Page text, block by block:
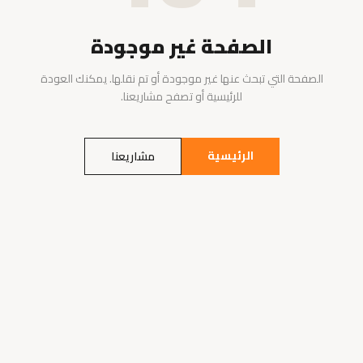
الصفحة غير موجودة
الصفحة التي تبحث عنها غير موجودة أو تم نقلها. يمكنك العودة
للرئيسية أو تصفح مشاريعنا.
الرئيسية مشاريعنا